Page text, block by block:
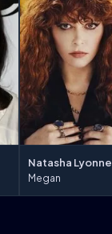
Natasha Lyonne
Megan